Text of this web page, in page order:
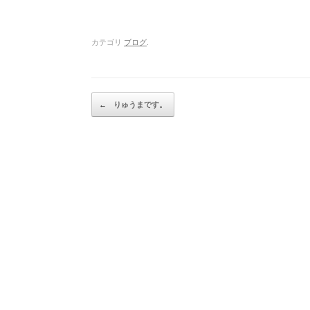
カテゴリ ブログ
Post navigation
← りゅうまです。